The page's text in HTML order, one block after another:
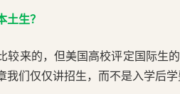
土生？
较来的，但美国高校评定国际生
们仅仅讲招生，而不是入学后学